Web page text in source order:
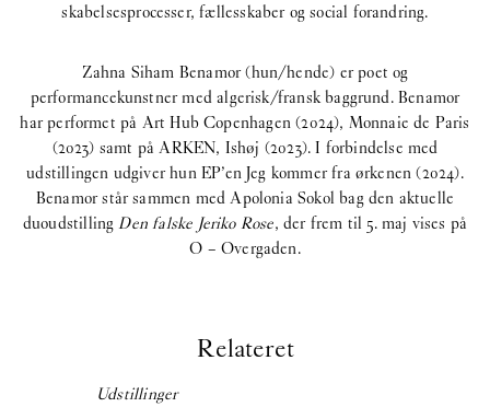
skabelsesprocesser, fællesskaber og social forandring.
Zahna Siham Benamor (hun/hende) er poet og
performancekunstner med algerisk/fransk baggrund. Benamor
har performet på Art Hub Copenhagen (2024), Monnaie de Paris
(2023) samt på ARKEN, Ishøj (2023). I forbindelse med
udstillingen udgiver hun EP’en Jeg kommer fra ørkenen (2024).
Benamor står sammen med Apolonia Sokol bag den aktuelle
duoudstillingDen falske Jeriko Rose, der frem til 5. maj vises på
O – Overgaden.
Relateret
Udstillinger